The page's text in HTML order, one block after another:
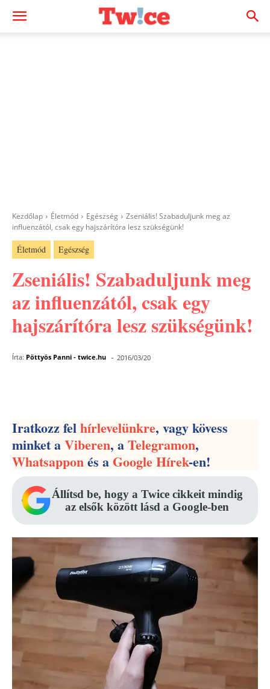
Kezdőlap Életmód Egészség
Zseniális! Szabaduljunk meg az
influenzától, csak egy hajszárítóra lesz szükségünk!
Életmód Egészség
Zseniális! Szabaduljunk meg
az influenzától, csak egy
hajszárítóra lesz szükségünk!
Írta: Pöttyös Panni - twice.hu - 2016/03/20
Iratkozz felhírlevelünkre, vagy kövess
minket aViberen, aTelegramon,
Whatsapponés aGoogle Hírek-en!
Állítsd be, hogy a Twice cikkeit mindig
az elsők között lásd a Google-ben